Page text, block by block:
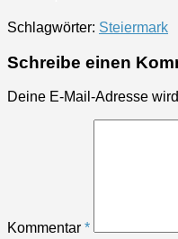
Schlagwörter: Steiermark
Schreibe einen
Deine E-Mail-Adresse
Kommentar *